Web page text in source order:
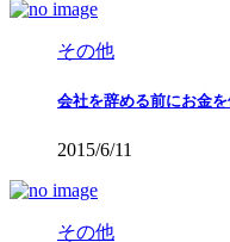
その他
会社を辞める前にお金
2015/6/11
その他